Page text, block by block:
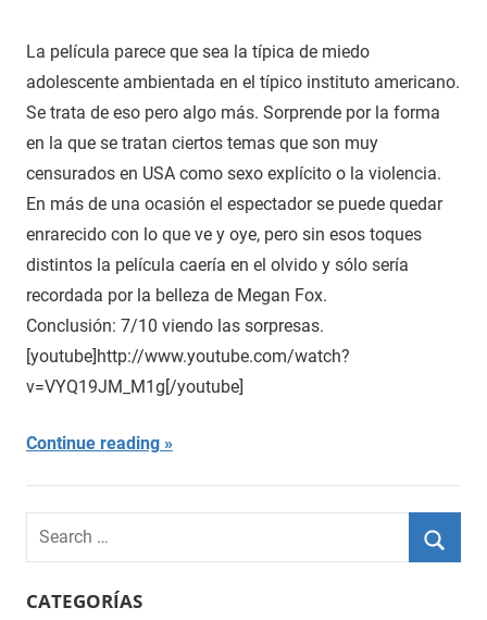
Molecular
La película parece que sea la típica de miedo
adolescente ambientada en el típico instituto americano.
Se trata de eso pero algo más. Sorprende por la forma
en la que se tratan ciertos temas que son muy
censurados en USA como sexo explícito o la violencia.
En más de una ocasión el espectador se puede quedar
enrarecido con lo que ve y oye, pero sin esos toques
distintos la película caería en el olvido y sólo sería
recordada por la belleza de Megan Fox.
Conclusión: 7/10 viendo las sorpresas.
[youtube]http://www.youtube.com/watch?
v=VYQ19JM_M1g[/youtube]
Continue reading
Search
for:
CATEGORÍAS